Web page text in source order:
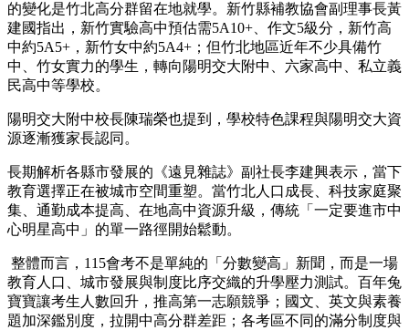
的變化是竹北高分群留在地就學。新竹縣補教協會副理事長黃
建國指出，新竹實驗高中預估需5A10+、作文5級分，新竹高
中約5A5+，新竹女中約5A4+；但竹北地區近年不少具備竹
中、竹女實力的學生，轉向陽明交大附中、六家高中、私立義
民高中等學校。
陽明交大附中校長陳瑞榮也提到，學校特色課程與陽明交大資
源逐漸獲家長認同。
長期解析各縣市發展的《遠見雜誌》副社長李建興表示，當下
教育選擇正在被城市空間重塑。當竹北人口成長、科技家庭聚
集、通勤成本提高、在地高中資源升級，傳統「一定要進市中
心明星高中」的單一路徑開始鬆動。
整體而言，115會考不是單純的「分數變高」新聞，而是一場
教育人口、城市發展與制度比序交織的升學壓力測試。百年兔
寶寶讓考生人數回升，推高第一志願競爭；國文、英文與素養
題加深鑑別度，拉開中高分群差距；各考區不同的滿分制度與